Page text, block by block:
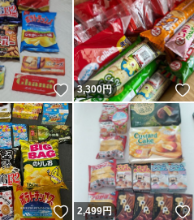
いいね！
3,300円
いいね！
2,499円